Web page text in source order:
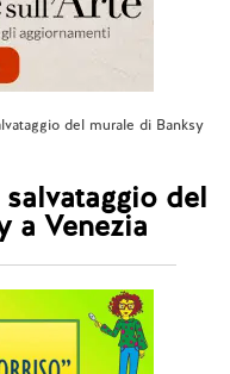
del murale di Banksy
del
a Venezia